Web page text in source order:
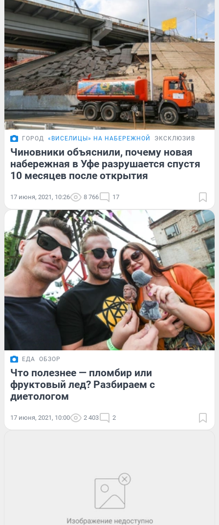
ГОРОД «ВИСЕЛИЦЫ» НА НАБЕРЕЖНОЙ ЭКСКЛЮЗИВ
Чиновники объяснили, почему новая
набережная в Уфе разрушается спустя
10 месяцев после открытия
17 июня, 2021, 10:26 8 766 17
ЕДА ОБЗОР
Что полезнее — пломбир или
фруктовый лед? Разбираем с
диетологом
17 июня, 2021, 10:00 2 403 2